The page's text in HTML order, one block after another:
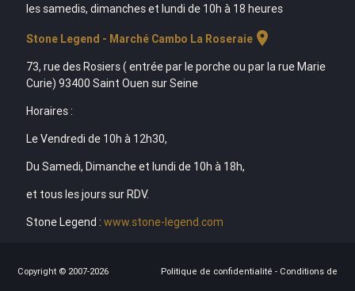
les samedis, dimanches et lundi de 10h à 18 heures
Stone Legend - Marché Cambo La Roseraielocation_on
73, rue des Rosiers ( entrée par le porche ou par la rue Marie
Curie) 93400 Saint Ouen sur Seine
Horaires :
Le Vendredi de 10h à 12h30,
Du Samedi, Dimanche et lundi de 10h à 18h,
et tous les jours sur RDV.
Stone Legend : www.stone-legend.com
Copyright © 2007-2026 Politique de confidentialité - Conditions de